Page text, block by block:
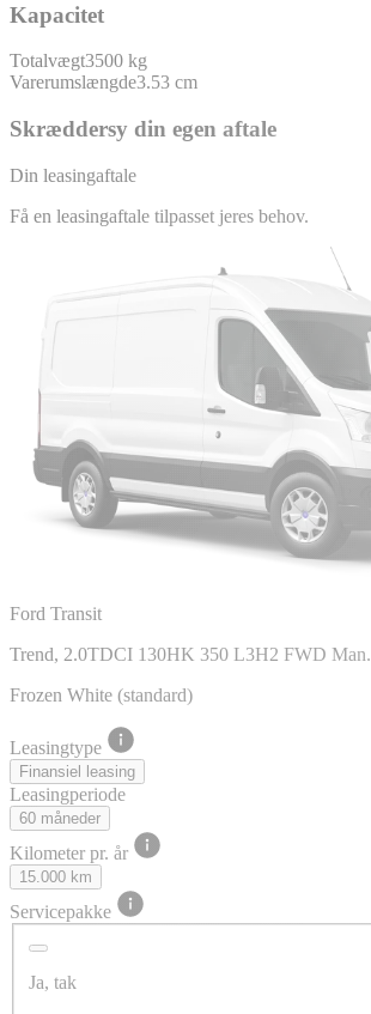
Kapacitet
Totalvægt3500 kg
Varerumslængde3.53 cm
Skræddersy din egen aftale
Din leasingaftale
Få en leasingaftale tilpasset jeres behov.
Ford Transit
Trend, 2.0TDCI 130HK 350 L3H2 FWD Man.
Frozen White (standard)
Leasingtype
Finansiel leasing
Leasingperiode
60 måneder
Kilometer pr. år
15.000 km
Servicepakke
Ja, tak